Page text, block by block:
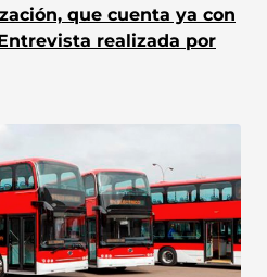
que cuenta ya con
realizada por